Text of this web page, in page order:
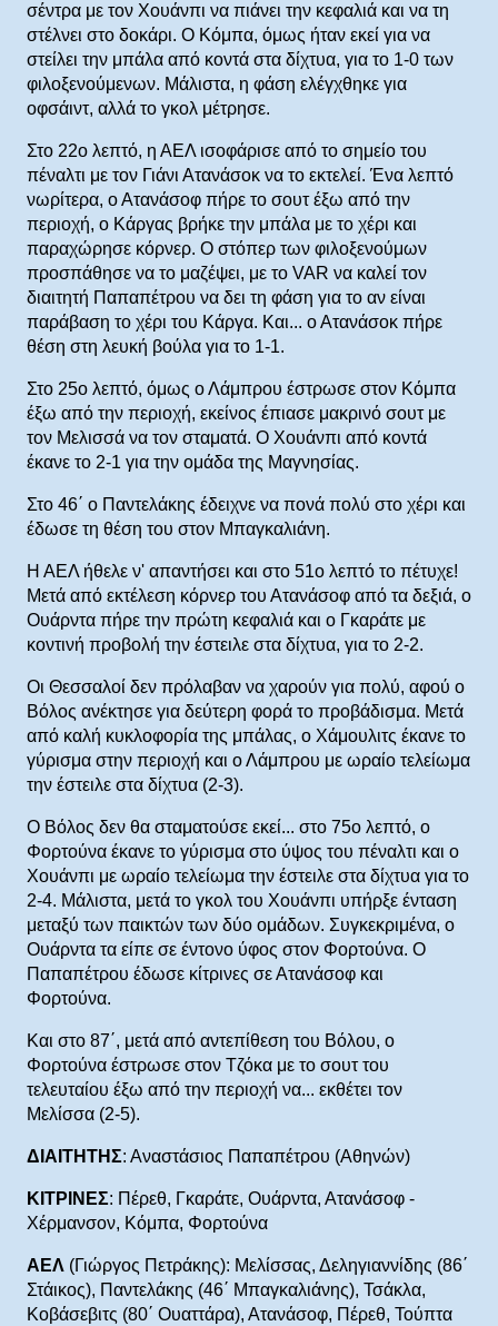
σέντρα με τον Χουάνπι να πιάνει την κεφαλιά και να τη
στέλνει στο δοκάρι. Ο Κόμπα, όμως ήταν εκεί για να
στείλει την μπάλα από κοντά στα δίχτυα, για το 1-0 των
φιλοξενούμενων. Μάλιστα, η φάση ελέγχθηκε για
οφσάιντ, αλλά το γκολ μέτρησε.
Στο 22ο λεπτό, η ΑΕΛ ισοφάρισε από το σημείο του
πέναλτι με τον Γιάνι Ατανάσοκ να το εκτελεί. Ένα λεπτό
νωρίτερα, ο Ατανάσοφ πήρε το σουτ έξω από την
περιοχή, ο Κάργας βρήκε την μπάλα με το χέρι και
παραχώρησε κόρνερ. Ο στόπερ των φιλοξενούμων
προσπάθησε να το μαζέψει, με το VAR να καλεί τον
διαιτητή Παπαπέτρου να δει τη φάση για το αν είναι
παράβαση το χέρι του Κάργα. Και... ο Ατανάσοκ πήρε
θέση στη λευκή βούλα για το 1-1.
Στο 25ο λεπτό, όμως ο Λάμπρου έστρωσε στον Κόμπα
έξω από την περιοχή, εκείνος έπιασε μακρινό σουτ με
τον Μελισσά να τον σταματά. Ο Χουάνπι από κοντά
έκανε το 2-1 για την ομάδα της Μαγνησίας.
Στο 46΄ ο Παντελάκης έδειχνε να πονά πολύ στο χέρι και
έδωσε τη θέση του στον Μπαγκαλιάνη.
Η ΑΕΛ ήθελε ν' απαντήσει και στο 51ο λεπτό το πέτυχε!
Μετά από εκτέλεση κόρνερ του Ατανάσοφ από τα δεξιά, ο
Ουάρντα πήρε την πρώτη κεφαλιά και ο Γκαράτε με
κοντινή προβολή την έστειλε στα δίχτυα, για το 2-2.
Οι Θεσσαλοί δεν πρόλαβαν να χαρούν για πολύ, αφού ο
Βόλος ανέκτησε για δεύτερη φορά το προβάδισμα. Μετά
από καλή κυκλοφορία της μπάλας, ο Χάμουλιτς έκανε το
γύρισμα στην περιοχή και ο Λάμπρου με ωραίο τελείωμα
την έστειλε στα δίχτυα (2-3).
Ο Βόλος δεν θα σταματούσε εκεί... στο 75ο λεπτό, ο
Φορτούνα έκανε το γύρισμα στο ύψος του πέναλτι και ο
Χουάνπι με ωραίο τελείωμα την έστειλε στα δίχτυα για το
2-4. Μάλιστα, μετά το γκολ του Χουάνπι υπήρξε ένταση
μεταξύ των παικτών των δύο ομάδων. Συγκεκριμένα, ο
Ουάρντα τα είπε σε έντονο ύφος στον Φορτούνα. Ο
Παπαπέτρου έδωσε κίτρινες σε Ατανάσοφ και
Φορτούνα.
Και στο 87΄, μετά από αντεπίθεση του Βόλου, ο
Φορτούνα έστρωσε στον Τζόκα με το σουτ του
τελευταίου έξω από την περιοχή να... εκθέτει τον
Μελίσσα (2-5).
ΔΙΑΙΤΗΤΗΣ: Αναστάσιος Παπαπέτρου (Αθηνών)
ΚΙΤΡΙΝΕΣ: Πέρεθ, Γκαράτε, Ουάρντα, Ατανάσοφ -
Χέρμανσον, Κόμπα, Φορτούνα
ΑΕΛ (Γιώργος Πετράκης): Μελίσσας, Δεληγιαννίδης (86΄
Στάικος), Παντελάκης (46΄ Μπαγκαλιάνης), Τσάκλα,
Κοβάσεβιτς (80΄ Ουαττάρα), Ατανάσοφ, Πέρεθ, Τούπτα